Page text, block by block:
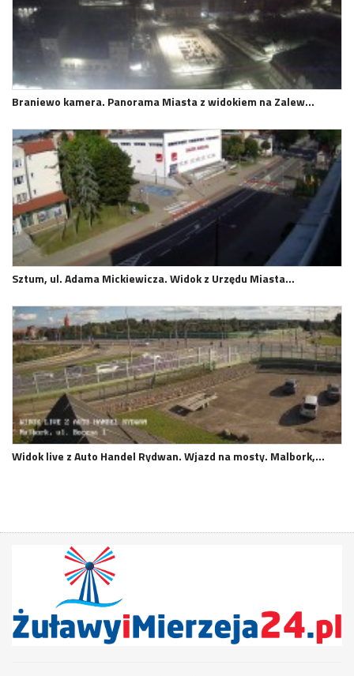
Braniewo kamera. Panorama Miasta z widokiem na Zalew…
Sztum, ul. Adama Mickiewicza. Widok z Urzędu Miasta…
Widok live z Auto Handel Rydwan. Wjazd na mosty. Malbork,…